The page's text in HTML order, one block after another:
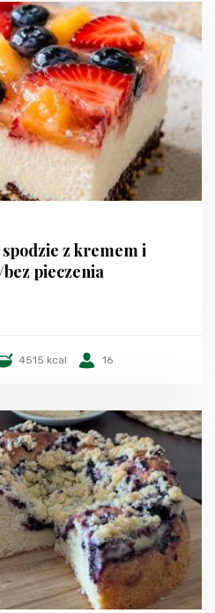
z kremem i
pieczenia
4515 kcal 16